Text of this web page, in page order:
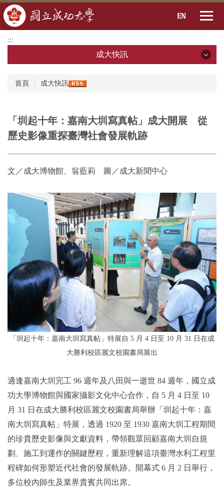
到
要
EN
:::
成大快訊
2025年
2024年
2020年
2019年
首頁
成大快訊
「圳起十年：嘉南大圳寫真帖」成大開展 從
歷史影像重探臺灣社會發展軌跡
文／成大博物館、翁藍莉 圖／成大新聞中心
「圳起十年：嘉南大圳寫真帖」特展自 5 月 4 日至 10 月 31 日在成
大勝利校區麗文校園書局展出
適逢嘉南大圳完工 96 週年及八田與一逝世 84 週年，國立成
功大學博物館與國家攝影文化中心合作，自 5 月 4 日至 10
月 31 日在成大勝利校區麗文校園書局舉辦「圳起十年：嘉
南大圳寫真帖」特展，透過 1920 至 1930 嘉南大圳工程期間
的珍貴歷史影像與文獻資料，帶領觀眾回顧嘉南大圳自規
劃、施工到運作的關鍵歷程，重新理解這項臺灣水利工程里
程碑如何形塑近代社會的發展軌跡。開幕式 6 月 2 日舉行，
多位校內師生及業界貴賓共同出席。